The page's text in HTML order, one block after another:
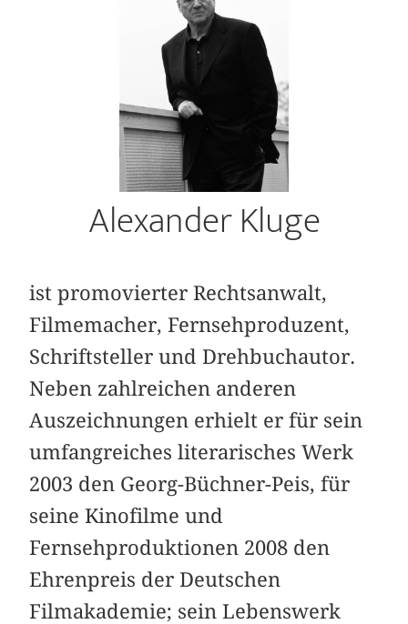
Alexander Kluge
ist promovierter Rechtsanwalt,
Filmemacher, Fernsehproduzent,
Schriftsteller und Drehbuchautor.
Neben zahlreichen anderen
Auszeichnungen erhielt er für sein
umfangreiches literarisches Werk
2003 den Georg-Büchner-Peis, für
seine Kinofilme und
Fernsehproduktionen 2008 den
Ehrenpreis der Deutschen
Filmakademie; sein Lebenswerk